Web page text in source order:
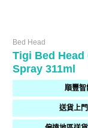
Bed Head
Tigi Bed
Spray 311ml
順豐智
送貨上